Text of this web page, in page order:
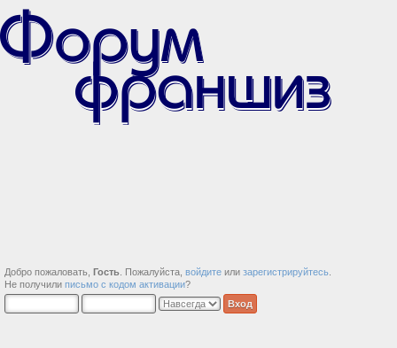
Добро пожаловать, Гость . Пожалуйста, войдите или зарегистрируйтесь
Не получили письмо с кодом активации?